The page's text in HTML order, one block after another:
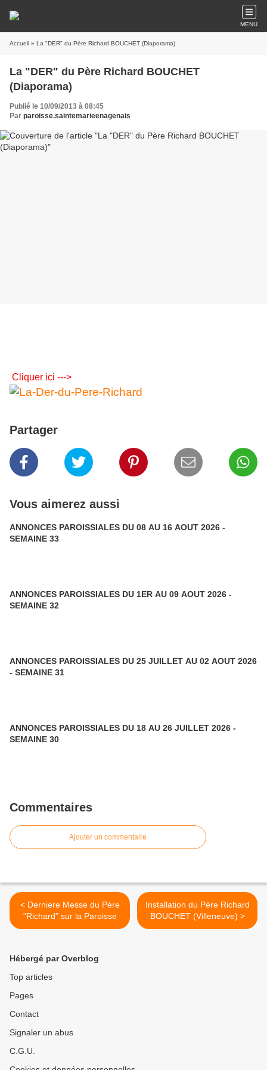
MENU
Accueil » La "DER" du Père Richard BOUCHET (Diaporama)
La "DER" du Père Richard BOUCHET
(Diaporama)
Publié le 10/09/2013 à 08:45
Par paroisse.saintemarieenagenais
Cliquer ici --->
Partager
Vous aimerez aussi
ANNONCES PAROISSIALES DU 08 AU 16 AOUT 2026 -
SEMAINE 33
ANNONCES PAROISSIALES DU 1ER AU 09 AOUT 2026 -
SEMAINE 32
ANNONCES PAROISSIALES DU 25 JUILLET AU 02 AOUT 2026
- SEMAINE 31
ANNONCES PAROISSIALES DU 18 AU 26 JUILLET 2026 -
SEMAINE 30
Commentaires
Ajouter un commentaire
< Derniere Messe du Père
"Richard" sur la Paroisse
Installation du Père Richard
BOUCHET (Villeneuve) >
Hébergé par Overblog
Top articles
Pages
Contact
Signaler un abus
C.G.U.